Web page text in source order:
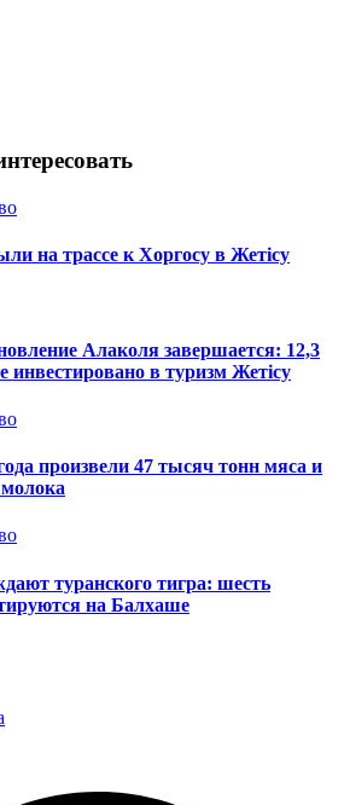
на трассе к Хоргосу в Жетісу
Алаколя завершается: 12,3
инвестировано в туризм Жетісу
произвели 47 тысяч тонн мяса и
туранского тигра: шесть
на Балхаше